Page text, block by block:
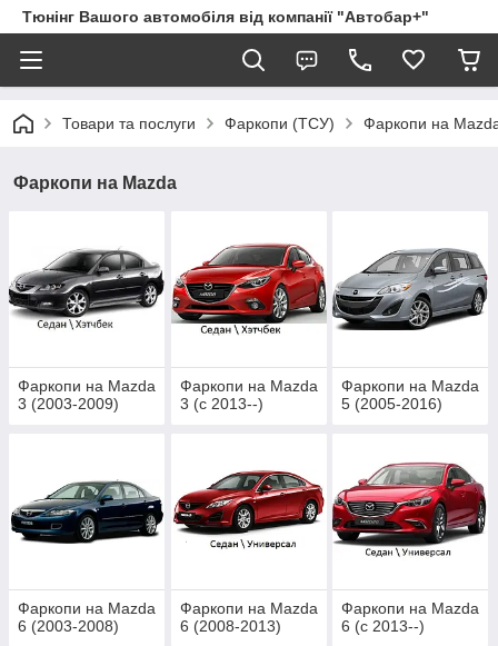
Тюнінг Вашого автомобіля від компанії "Автобар+"
Товари та послуги Фаркопи (ТСУ) Фаркопи на
Фаркопи на Mazda
Фаркопи на Mazda
3 (2003-2009)
Фаркопи на Mazda
3 (c 2013--)
Фаркопи на Mazda
5 (2005-2016)
Фаркопи на Mazda
6 (2003-2008)
Фаркопи на Mazda
6 (2008-2013)
Фаркопи на Mazda
6 (c 2013--)